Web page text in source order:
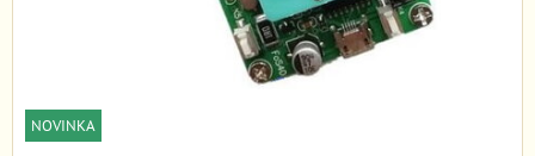
NOVINKA